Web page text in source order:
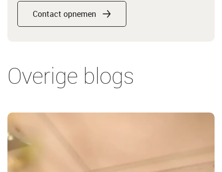
Contact opnemen
Overige blogs